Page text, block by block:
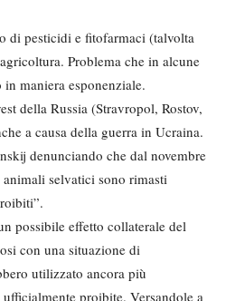
di pesticidi e fitofarmaci (talvolta
Problema che in alcune
in maniera esponenziale.
della Russia (Stravropol, Rostov,
a causa della guerra in Ucraina.
denunciando che dal novembre
selvatici sono rimasti
possibile effetto collaterale del
con una situazione di
utilizzato ancora più
proibite. Versandole a